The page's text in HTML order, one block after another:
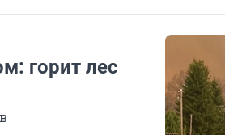
горит лес